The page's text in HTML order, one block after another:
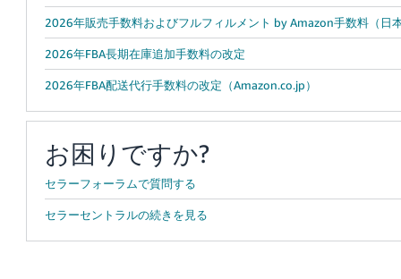
2026年販売手数料およびフルフィルメント by Amazon手数料（日
2026年FBA長期在庫追加手数料の改定
2026年FBA配送代行手数料の改定（Amazon.co.jp）
お困りですか?
セラーフォーラムで質問する
セラーセントラルの続きを見る